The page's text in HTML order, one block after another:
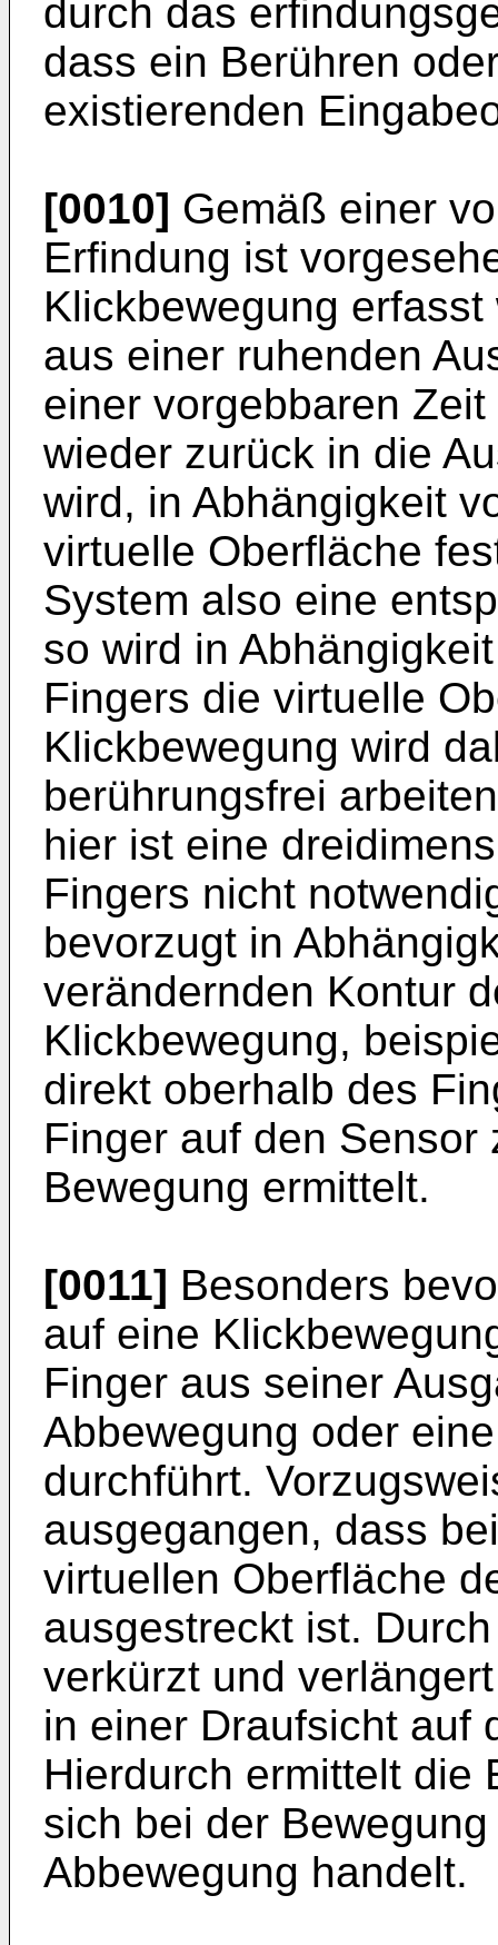
durch das
dass ein Berühren
existierenden
[0010] Gemäß einer
Erfindung ist
Klickbewegung
aus einer ruhenden
einer vorgebbaren
wieder zurück in die
wird, in Abhängigkeit
virtuelle Oberfläche
System also eine
so wird in
Fingers die virtuelle
Klickbewegung wird
berührungsfrei
hier ist eine
Fingers nicht
bevorzugt in
verändernden Kontur
Klickbewegung,
direkt oberhalb des
Finger auf den Sensor
Bewegung ermittelt.
[0011] Besonders
auf eine
Finger aus seiner
Abbewegung oder
durchführt.
ausgegangen, dass
virtuellen Oberfläche
ausgestreckt ist.
verkürzt und
in einer Draufsicht auf
Hierdurch ermittelt die
sich bei der
Abbewegung handelt.